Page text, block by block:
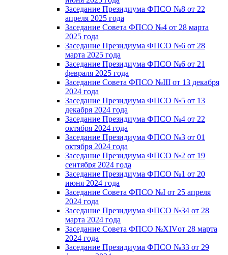
Заседание Президиума ФПСО №8 от 22
апреля 2025 года
Заседание Совета ФПСО №4 от 28 марта
2025 года
Заседание Президиума ФПСО №6 от 28
марта 2025 года
Заседание Президиума ФПСО №6 от 21
февраля 2025 года
Заседание Совета ФПСО №III от 13 декабря
2024 года
Заседание Президиума ФПСО №5 от 13
декабря 2024 года
Заседание Президиума ФПСО №4 от 22
октября 2024 года
Заседание Президиума ФПСО №3 от 01
октября 2024 года
Заседание Президиума ФПСО №2 от 19
сентября 2024 года
Заседание Президиума ФПСО №1 от 20
июня 2024 года
Заседание Совета ФПСО №I от 25 апреля
2024 года
Заседание Президиума ФПСО №34 от 28
марта 2024 года
Заседание Совета ФПСО №XIVот 28 марта
2024 года
Заседание Президиума ФПСО №33 от 29